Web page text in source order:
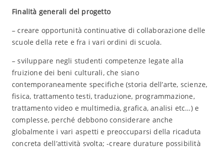
Finalità generali del progetto
– creare opportunità continuative di collaborazione delle
scuole della rete e fra i vari ordini di scuola.
– sviluppare negli studenti competenze legate alla
fruizione dei beni culturali, che siano
contemporaneamente specifiche (storia dell’arte, scienze,
fisica, trattamento testi, traduzione, programmazione,
trattamento video e multimedia, grafica, analisi etc…) e
complesse, perché debbono considerare anche
globalmente i vari aspetti e preoccuparsi della ricaduta
concreta dell’attività svolta; -creare durature possibilità